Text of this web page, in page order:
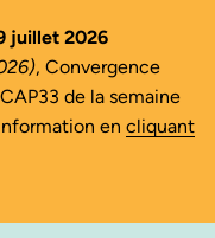
juillet 2026
, Convergence
de la semaine
en cliquant